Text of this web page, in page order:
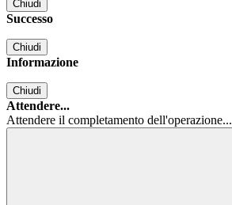
Chiudi
Successo
Chiudi
Informazione
Chiudi
Attendere...
Attendere il completamento dell'operazione...